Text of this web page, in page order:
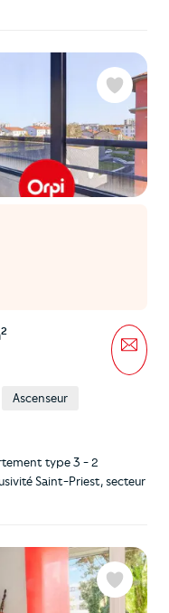
2
Favoris
Ascenseur
type 3 - 2
Saint-Priest, secteur
Favoris